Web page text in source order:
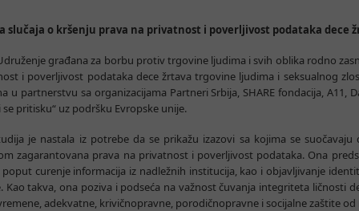
slučaja o kršenju prava na privatnost i poverljivost podataka
građana za borbu protiv trgovine ljudima i svih oblika rodno
i poverljivost podataka dece žrtava trgovine ljudima i seksualnog
u partnerstvu sa organizacijama Partneri Srbija, SHARE fondacija,
pritisku“ uz podršku Evropske unije.
je nastala iz potrebe da se prikažu izazovi sa kojima se
zagarantovana prava na privatnost i poverljivost podataka. Ona
poput curenje informacija iz nadležnih institucija, kao i objavljivanje
Kao takva, ona poziva i podseća na važnost čuvanja integriteta ličnosti
adekvatne, krivičnopravne, porodičnopravne i socijalne zaštite